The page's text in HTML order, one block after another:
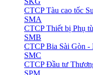
CTCP Tàu cao tốc
SMA
CTCP Thiết bị Phụ
SMB
CTCP Bia Sài Gòn -
SMC
CTCP Đầu tư